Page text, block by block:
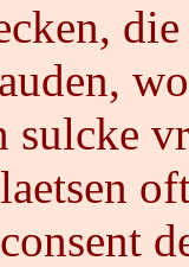
sulcke